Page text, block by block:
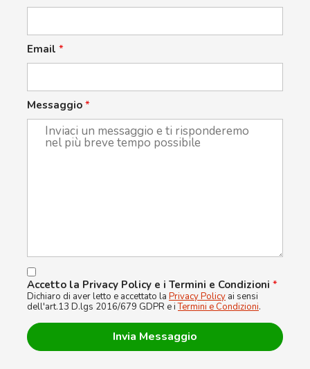
Email *
Messaggio *
Accetto la Privacy Policy e i Termini e Condizioni *
Dichiaro di aver letto e accettato la Privacy Policy ai sensi
dell'art.13 D.lgs 2016/679 GDPR e iTermini e Condizioni.